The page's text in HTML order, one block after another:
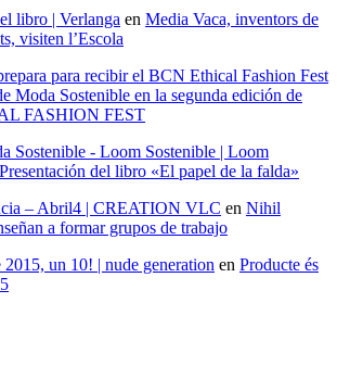
libro | Verlanga en Media Vaca, inventors de
visiten l’Escola
para recibir el BCN Ethical Fashion Fest
Moda Sostenible en la segunda edición de
FASHION FEST
Sostenible - Loom Sostenible | Loom
Presentación del libro «El papel de la falda»
– Abril4 | CREATION VLC en Nihil
a formar grupos de trabajo
2015, un 10! | nude generation en Producte és